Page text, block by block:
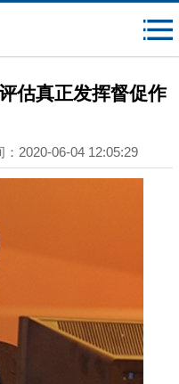
估真正发挥督促作
2020-06-04 12:05:29